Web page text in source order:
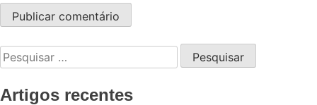
Pesquisar
por:
Artigos recentes